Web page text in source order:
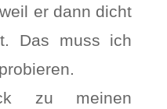
er dann dicht
Das muss ich
zu meinen